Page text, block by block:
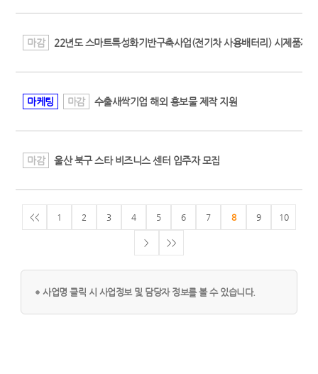
마감 22년도 스마트특성화기반구축사업(전기차 사용배터리) 시제품제
마케팅 마감 수출새싹기업 해외 홍보물 제작 지원
마감 울산 북구 스타 비즈니스 센터 입주자 모집
<< 1 2 3 4 5 6 7 8 9 10
> >>
사업명 클릭 시 사업정보 및 담당자 정보를 볼 수 있습니다.